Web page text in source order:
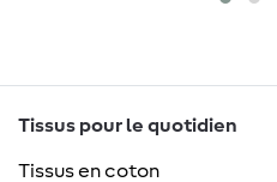
Tissus pour le quotidien
Tissus en coton